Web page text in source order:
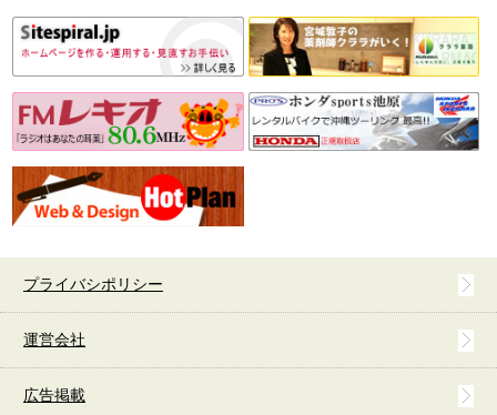
プライバシポリシー
運営会社
広告掲載